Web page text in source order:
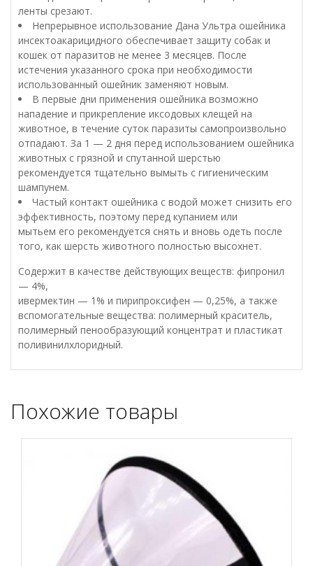
ленты срезают.
Непрерывное использование Дана Ультра ошейника
инсектоакарицидного обеспечивает защиту собак и
кошек от паразитов не менее 3 месяцев. После
истечения указанного срока при необходимости
использованный ошейник заменяют новым.
В первые дни применения ошейника возможно
нападение и прикрепление иксодовых клещей на
животное, в течение суток паразиты самопроизвольно
отпадают. За 1 — 2 дня перед использованием ошейника
животных с грязной и спутанной шерстью
рекомендуется тщательно вымыть с гигиеническим
шампунем.
Частый контакт ошейника с водой может снизить его
эффективность, поэтому перед купанием или
мытьем его рекомендуется снять и вновь одеть после
того, как шерсть животного полностью высохнет.
Содержит в качестве действующих веществ: фипронил
— 4%,
ивермектин — 1% и пирипроксифен — 0,25%, а также
вспомогательные вещества: полимерный краситель,
полимерный пенообразующий концентрат и пластикат
поливинилхлоридный.
Похожие товары